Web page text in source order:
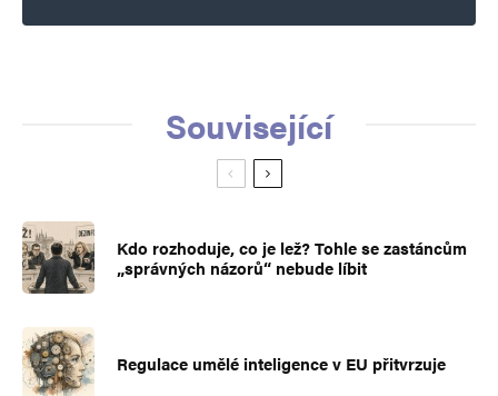
Související
Kdo rozhoduje, co je lež? Tohle se zastáncům
„správných názorů“ nebude líbit
Regulace umělé inteligence v EU přitvrzuje